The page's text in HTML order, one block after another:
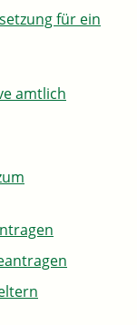
für ein
amtlich